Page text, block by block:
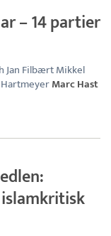
– 14 partier
Jan Filbært Mikkel
Marc Hast